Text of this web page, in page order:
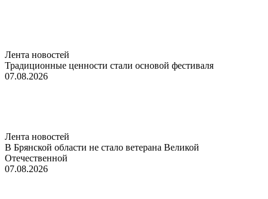
Лента новостей
Традиционные ценности стали основой фестиваля
07.08.2026
Лента новостей
В Брянской области не стало ветерана Великой
Отечественной
07.08.2026